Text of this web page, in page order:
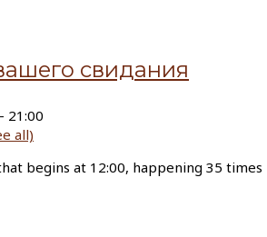
свидания
- 21:00
all)
begins at 12:00, happening 35 times